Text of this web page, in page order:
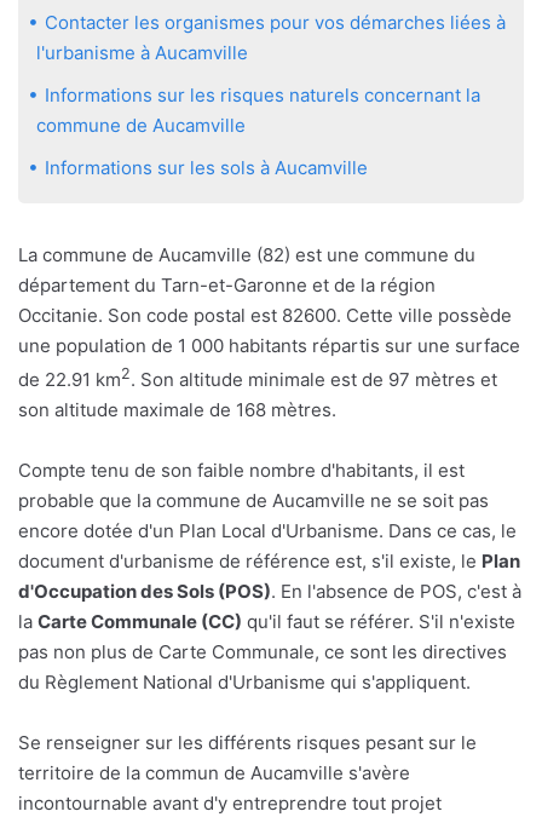
Contacter les organismes pour vos démarches liées à
l'urbanisme à Aucamville
Informations sur les risques naturels concernant la
commune de Aucamville
Informations sur les sols à Aucamville
La commune de Aucamville (82) est une commune du
département du Tarn-et-Garonne et de la région
Occitanie. Son code postal est 82600. Cette ville possède
une population de 1 000 habitants répartis sur une surface
de 22.91 km2. Son altitude minimale est de 97 mètres et
son altitude maximale de 168 mètres.
Compte tenu de son faible nombre d'habitants, il est
probable que la commune de Aucamville ne se soit pas
encore dotée d'un Plan Local d'Urbanisme. Dans ce cas, le
document d'urbanisme de référence est, s'il existe, le Plan
d'Occupation des Sols (POS). En l'absence de POS, c'est à
la Carte Communale (CC) qu'il faut se référer. S'il n'existe
pas non plus de Carte Communale, ce sont les directives
du Règlement National d'Urbanisme qui s'appliquent.
Se renseigner sur les différents risques pesant sur le
territoire de la commun de Aucamville s'avère
incontournable avant d'y entreprendre tout projet